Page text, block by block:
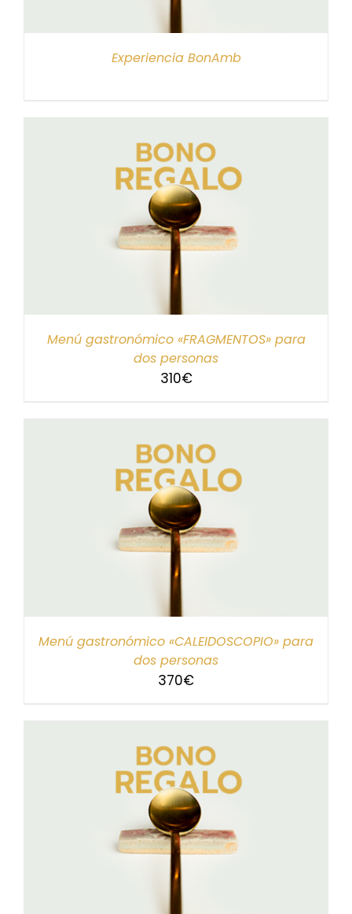
Experiencia BonAmb
Menú gastronómico «FRAGMENTOS» para
dos personas
310€
Menú gastronómico «CALEIDOSCOPIO» para
dos personas
370€